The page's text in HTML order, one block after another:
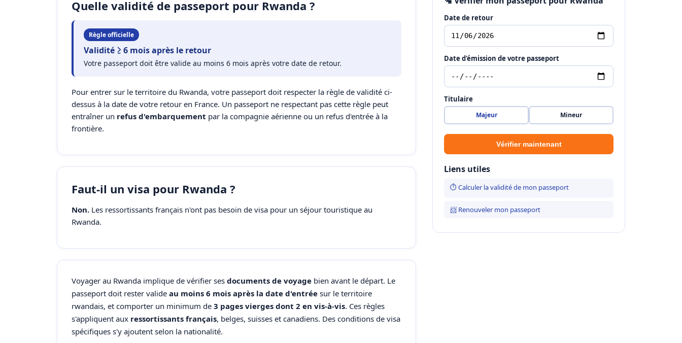
Quelle validité de passeport pour Rwanda ?
Règle officielle
Validité ≥ 6 mois après le retour
Votre passeport doit être valide au moins 6 mois après votre date de retour.
Pour entrer sur le territoire du Rwanda, votre passeport doit respecter la règle de validité ci-
dessus à la date de votre retour en France. Un passeport ne respectant pas cette règle peut
entraîner un refus d'embarquement par la compagnie aérienne ou un refus d'entrée à la
frontière.
Faut-il un visa pour Rwanda ?
Non. Les ressortissants français n'ont pas besoin de visa pour un séjour touristique au
Rwanda.
Voyager au Rwanda implique de vérifier ses documents de voyage bien avant le départ. Le
passeport doit rester valide au moins 6 mois après la date d'entrée sur le territoire
rwandais, et comporter un minimum de 3 pages vierges dont 2 en vis-à-vis. Ces règles
s'appliquent aux ressortissants français, belges, suisses et canadiens. Des conditions de visa
spécifiques s'y ajoutent selon la nationalité.
Date de retour
Date d'émission de votre passeport
Titulaire
Majeur Mineur
Vérifier maintenant
Liens utiles
⏱ Calculer la validité de mon passeport
📨 Renouveler mon passeport